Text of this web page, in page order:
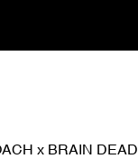
x BRAIN DEAD